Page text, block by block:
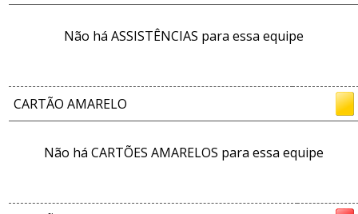
Não há ASSISTÊNCIAS para essa equipe
CARTÃO AMARELO
Não há CARTÕES AMARELOS para essa equipe